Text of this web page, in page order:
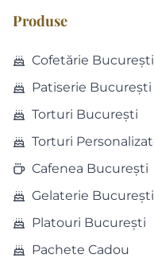
Produse
Cofetărie București
Patiserie București
Torturi București
Torturi
Cafenea București
Gelaterie București
Platouri București
Pachete Cadou